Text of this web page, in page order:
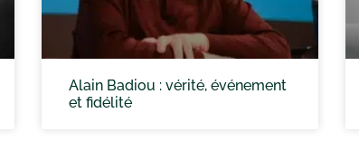
Alain Badiou : vérité, événement
et fidélité